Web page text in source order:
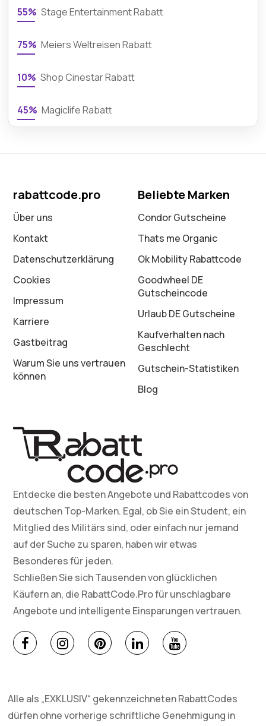
55% Stage Entertainment Rabatt
75% Meiers Weltreisen Rabatt
10% Shop Cinestar Rabatt
45% Magiclife Rabatt
rabattcode.pro
Über uns
Kontakt
Datenschutz­erklärung
Cookies
Impressum
Karriere
Gastbeitrag
Warum Sie uns vertrauen
können
Beliebte Marken
Condor Gutscheine
Thats me Organic
Ok Mobility Rabattcode
Goodwheel DE
Gutscheincode
Urlaub DE Gutscheine
Kaufverhalten nach
Geschlecht
Gutschein-Statistiken
Blog
Entdecke die besten Angebote und Rabattcodes von
deutschen Top-Marken. Egal, ob Sie ein Student, ein
Mitglied des Militärs sind, oder einfach nur jemand
auf der Suche zu sparen, haben wir etwas
Besonderes für jeden.
Schließen Sie sich Tausenden von glücklichen
Käufern an, die RabattCode.Pro für unschlagbare
Angebote und intelligente Einsparungen vertrauen.
Alle als „EXKLUSIV“ gekennzeichneten RabattCodes
dürfen ohne vorherige schriftliche Genehmigung in